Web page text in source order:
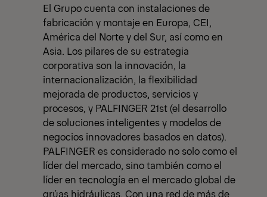
El Grupo cuenta con instalaciones de
fabricación y montaje en Europa, CEI,
América del Norte y del Sur, así como en
Asia. Los pilares de su estrategia
corporativa son la innovación, la
internacionalización, la flexibilidad
mejorada de productos, servicios y
procesos, y PALFINGER 21st (el desarrollo
de soluciones inteligentes y modelos de
negocios innovadores basados en datos).
PALFINGER es considerado no solo como el
líder del mercado, sino también como el
líder en tecnología en el mercado global de
grúas hidráulicas. Con una red de más de